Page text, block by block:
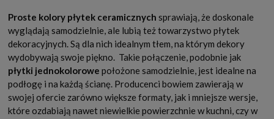
Proste kolory płytek ceramicznych sprawiają, że doskonale
wyglądają samodzielnie, ale lubią też towarzystwo płytek
dekoracyjnych. Są dla nich idealnym tłem, na którym dekory
wydobywają swoje piękno. Takie połączenie, podobnie jak
płytki jednokolorowe położone samodzielnie, jest idealne na
podłogę i na każdą ścianę. Producenci bowiem zawierają w
swojej ofercie zarówno większe formaty, jak i mniejsze wersje,
które ozdabiają nawet niewielkie powierzchnie w kuchni, czy w